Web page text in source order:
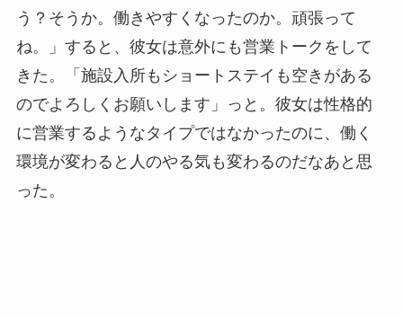
う？そうか。働きやすくなったのか。頑張って
ね。」すると、彼女は意外にも営業トークをして
きた。「施設入所もショートステイも空きがある
のでよろしくお願いします」っと。 彼女は性格的
に営業するようなタイプではなかったのに、働く
環境が変わると人のやる気も変わるのだなあと思
った。